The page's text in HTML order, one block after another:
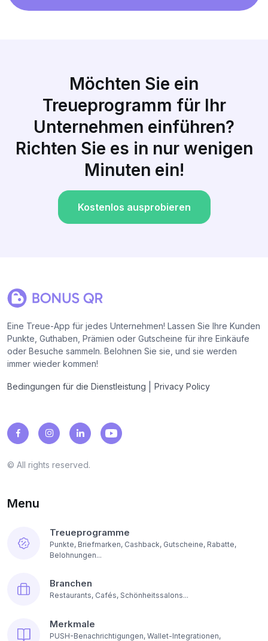
Möchten Sie ein
Treueprogramm für Ihr
Unternehmen einführen?
Richten Sie es in nur wenigen
Minuten ein!
Kostenlos ausprobieren
Eine Treue-App für jedes Unternehmen! Lassen Sie Ihre Kunden
Punkte, Guthaben, Prämien oder Gutscheine für ihre Einkäufe
oder Besuche sammeln. Belohnen Sie sie, und sie werden
immer wieder kommen!
Bedingungen für die Dienstleistung Privacy Policy
© All rights reserved.
Menu
Treueprogramme
Punkte, Briefmarken, Cashback, Gutscheine, Rabatte,
Belohnungen...
Branchen
Restaurants, Cafés, Schönheitssalons...
Merkmale
PUSH-Benachrichtigungen, Wallet-Integrationen,